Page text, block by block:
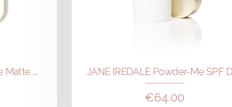
JANE IREDALE PureBronze Matte Bronzer Powder Refill
€64.00